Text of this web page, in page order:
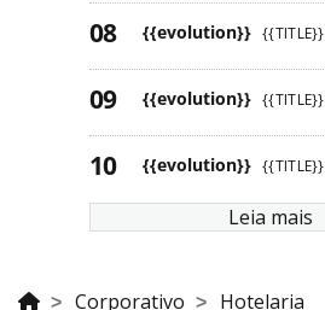
{{evolution}} {{TITLE}}
{{evolution}} {{TITLE}}
{{evolution}} {{TITLE}}
Leia mais
Corporativo
Hotelaria